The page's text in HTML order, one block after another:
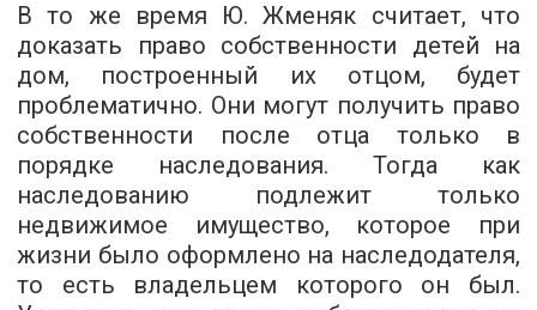
В то же время Ю. Жменяк считает, что
доказать право собственности детей на
дом, построенный их отцом, будет
проблематично. Они могут получить право
собственности после отца только в
порядке наследования. Тогда как
наследованию подлежит только
недвижимое имущество, которое при
жизни было оформлено на наследодателя,
то есть владельцем которого он был.